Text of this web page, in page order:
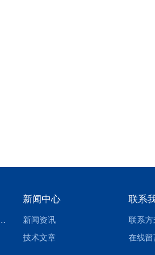
新闻中心
新闻资讯
技术文章
联系
联系方
在线留